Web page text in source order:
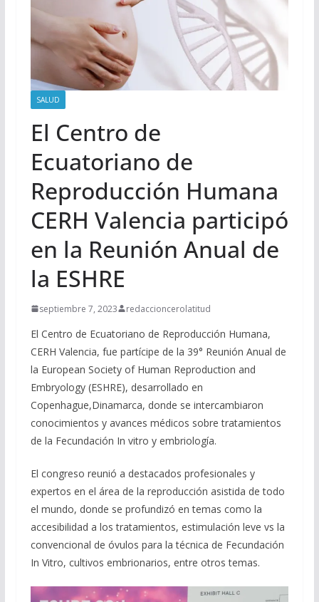
SALUD
El Centro de
Ecuatoriano de
Reproducción Humana
CERH Valencia participó
en la Reunión Anual de
la ESHRE
septiembre 7, 2023 redaccioncerolatitud
El Centro de Ecuatoriano de Reproducción Humana,
CERH Valencia, fue partícipe de la 39° Reunión Anual de
la European Society of Human Reproduction and
Embryology (ESHRE), desarrollado en
Copenhague,Dinamarca, donde se intercambiaron
conocimientos y avances médicos sobre tratamientos
de la Fecundación In vitro y embriología.
El congreso reunió a destacados profesionales y
expertos en el área de la reproducción asistida de todo
el mundo, donde se profundizó en temas como la
accesibilidad a los tratamientos, estimulación leve vs la
convencional de óvulos para la técnica de Fecundación
In Vitro, cultivos embrionarios, entre otros temas.